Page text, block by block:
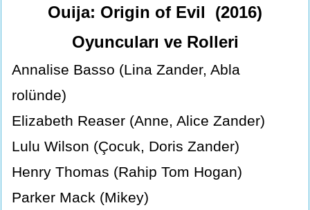
Ouija: Origin of Evil (2016)
Oyuncuları ve Rolleri
Annalise Basso (Lina Zander, Abla
rolünde)
Elizabeth Reaser (Anne, Alice Zander)
Lulu Wilson (Çocuk, Doris Zander)
Henry Thomas (Rahip Tom Hogan)
Parker Mack (Mikey)